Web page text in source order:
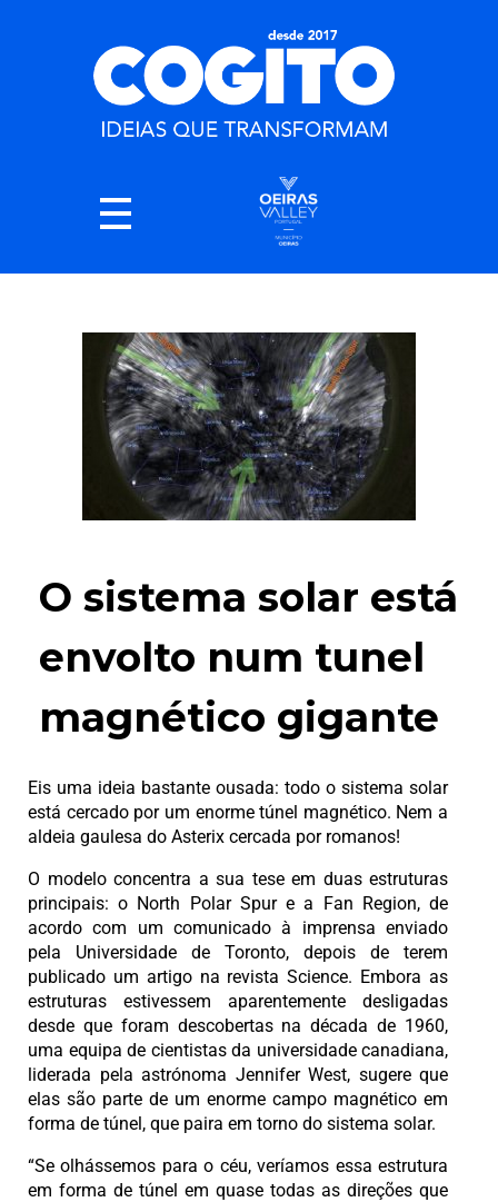
O sistema solar está
envolto num tunel
magnético gigante
Eis uma ideia bastante ousada: todo o sistema solar
está cercado por um enorme túnel magnético. Nem a
aldeia gaulesa do Asterix cercada por romanos!
O modelo concentra a sua tese em duas estruturas
principais: o North Polar Spur e a Fan Region, de
acordo com um comunicado à imprensa enviado
pela Universidade de Toronto, depois de terem
publicado um artigo na revista Science. Embora as
estruturas estivessem aparentemente desligadas
desde que foram descobertas na década de 1960,
uma equipa de cientistas da universidade canadiana,
liderada pela astrónoma Jennifer West, sugere que
elas são parte de um enorme campo magnético em
forma de túnel, que paira em torno do sistema solar.
“Se olhássemos para o céu, veríamos essa estrutura
em forma de túnel em quase todas as direções que